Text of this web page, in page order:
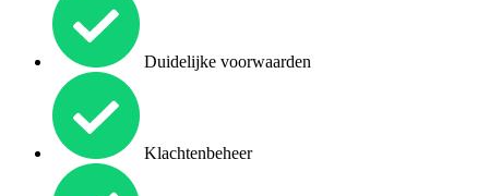
Duidelijke voorwaarden
Klachtenbeheer